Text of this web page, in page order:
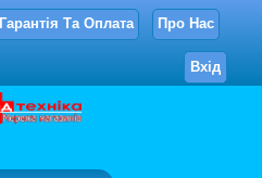
Гарантія Та Оплата Про Нас
Вхід